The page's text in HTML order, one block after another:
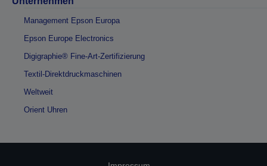
Management Epson Europa
Epson Europe Electronics
Digigraphie® Fine-Art-Zertifizierung
Textil-Direktdruckmaschinen
Weltweit
Orient Uhren